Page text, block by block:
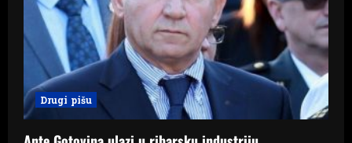
t
i
o Drugi pišu